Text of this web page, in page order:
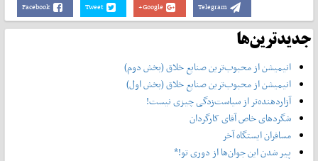
Facebook Tweet Google+ Telegram
جدیدترین‌ها
انیمیشن از محبوب‌ترین صنایع خلاق (بخش دوم)
انیمیشن از محبوب‌ترین صنایع خلاق (بخش اول)
آزاردهنده‌تر از سیاست‌زدگی چیزی نیست!
شگردهای خاص آقای کارگردان
مسافران ایستگاه آخر
پیر شدن این جوان‌ها از دوری تو!*